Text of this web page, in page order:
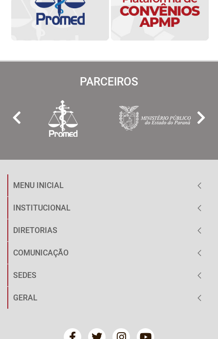
PARCEIROS
MENU INICIAL
INSTITUCIONAL
DIRETORIAS
COMUNICAÇÃO
SEDES
GERAL